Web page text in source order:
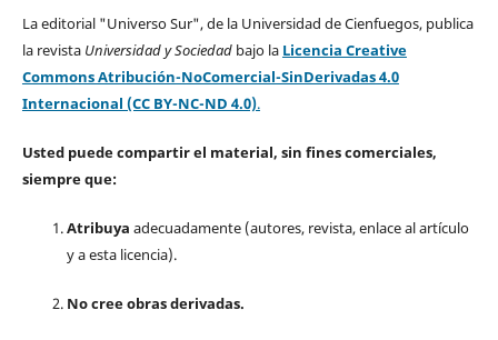
La editorial "Universo Sur", de la Universidad de Cienfuegos, publica
la revista Universidad y Sociedad bajo la Licencia Creative
Commons Atribución-NoComercial-SinDerivadas 4.0
Internacional (CC BY-NC-ND 4.0).
Usted puede compartir el material, sin fines comerciales,
siempre que:
Atribuya adecuadamente (autores, revista, enlace al artículo
y a esta licencia).
No cree obras derivadas.